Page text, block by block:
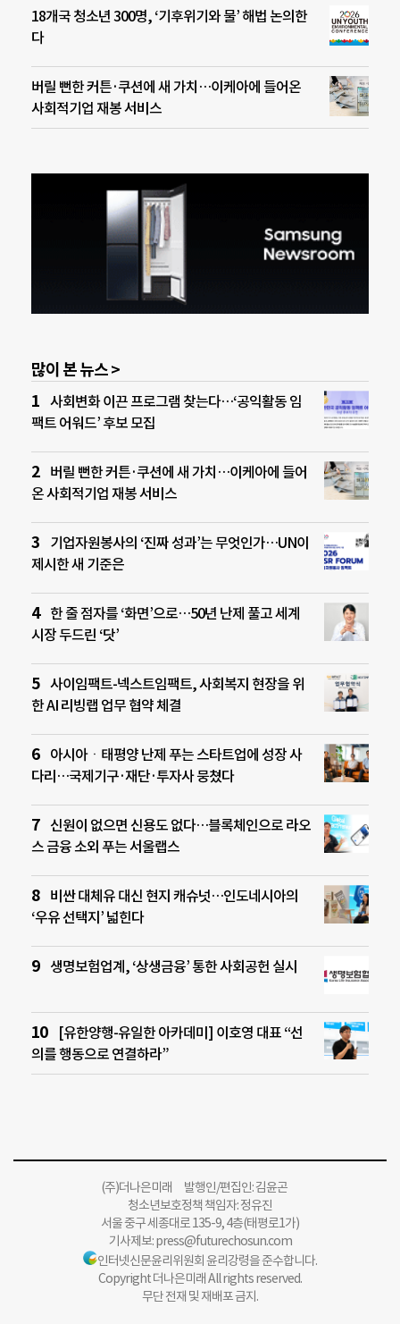
18개국 청소년 300명, ‘기후위기와 물’ 해법 논의한
다
버릴 뻔한 커튼·쿠션에 새 가치…이케아에 들어온
사회적기업 재봉 서비스
많이 본 뉴스 >
사회변화 이끈 프로그램 찾는다…‘공익활동 임
팩트 어워드’ 후보 모집
버릴 뻔한 커튼·쿠션에 새 가치…이케아에 들어
온 사회적기업 재봉 서비스
기업자원봉사의 ‘진짜 성과’는 무엇인가…UN이
제시한 새 기준은
한 줄 점자를 ‘화면’으로…50년 난제 풀고 세계
시장 두드린 ‘닷’
사이임팩트-넥스트임팩트, 사회복지 현장을 위
한 AI 리빙랩 업무 협약 체결
아시아ㆍ태평양 난제 푸는 스타트업에 성장 사
다리…국제기구·재단·투자사 뭉쳤다
신원이 없으면 신용도 없다…블록체인으로 라오
스 금융 소외 푸는 서울랩스
비싼 대체유 대신 현지 캐슈넛…인도네시아의
‘우유 선택지’ 넓힌다
생명보험업계, ‘상생금융’ 통한 사회공헌 실시
[유한양행-유일한 아카데미] 이호영 대표 “선
의를 행동으로 연결하라”
(주)더나은미래 발행인/편집인: 김윤곤
청소년보호정책 책임자: 정유진
서울 중구 세종대로 135-9, 4층(태평로1가)
기사제보:press@futurechosun.com
인터넷신문윤리위원회 윤리강령을 준수합니다.
Copyright 더나은미래 All rights reserved.
무단 전재 및 재배포 금지.